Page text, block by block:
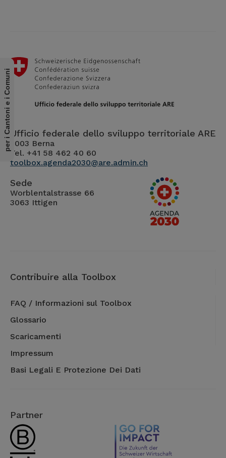
Ufficio federale dello sviluppo territoriale ARE
3003 Berna
Tel. +41 58 462 40 60
toolbox.agenda2030@are.admin.ch
Sede
Worblentalstrasse 66
3063 Ittigen
Contribuire alla Toolbox
FAQ / Informazioni sul Toolbox
Glossario
Scaricamenti
Impressum
Basi Legali E Protezione Dei Dati
Partner
per i Cantoni e i Comuni